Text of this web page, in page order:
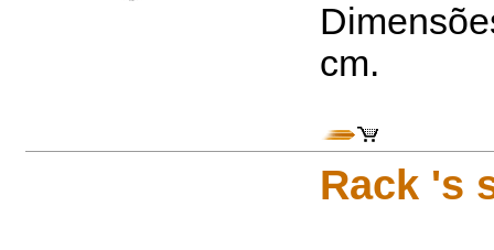
cm.
Rack 's